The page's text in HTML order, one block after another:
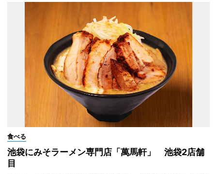
食べる
池袋にみそラーメン専門店「萬馬軒」 池袋2店舗
目